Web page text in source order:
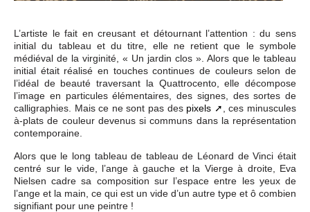
L’artiste le fait en creusant et détournant l’attention : du sens
initial du tableau et du titre, elle ne retient que le symbole
médiéval de la virginité, « Un jardin clos ». Alors que le tableau
initial était réalisé en touches continues de couleurs selon de
l’idéal de beauté traversant la Quattrocento, elle décompose
l’image en particules élémentaires, des signes, des sortes de
calligraphies. Mais ce ne sont pas des pixels
, ces minuscules
à-plats de couleur devenus si communs dans la représentation
contemporaine.
Alors que le long tableau de tableau de Léonard de Vinci était
centré sur le vide, l’ange à gauche et la Vierge à droite, Eva
Nielsen cadre sa composition sur l’espace entre les yeux de
l’ange et la main, ce qui est un vide d’un autre type et ô combien
signifiant pour une peintre !